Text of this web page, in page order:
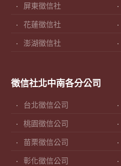
屏東徵信社
花蓮徵信社
澎湖徵信社
徵信社北中南各分公司
台北徵信公司
桃園徵信公司
苗栗徵信公司
彰化徵信公司